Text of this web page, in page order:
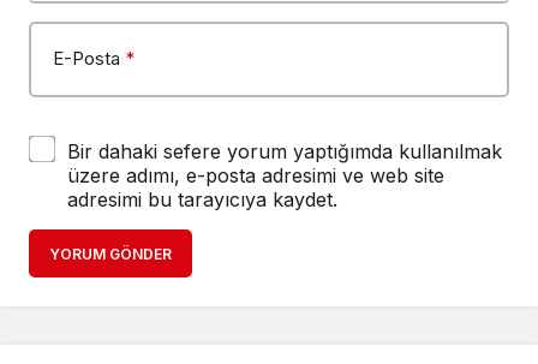
E-Posta *
Bir dahaki sefere yorum yaptığımda kullanılmak
üzere adımı, e-posta adresimi ve web site
adresimi bu tarayıcıya kaydet.
YORUM GÖNDER